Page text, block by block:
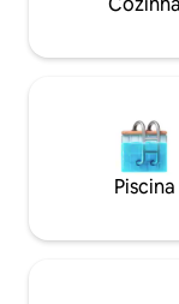
estimação com
Piscina